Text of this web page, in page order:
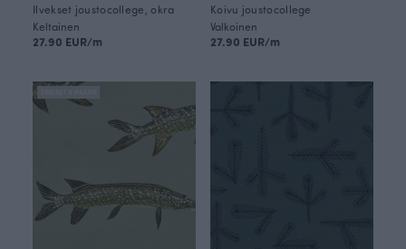
Ilvekset joustocollege, okra
Keltainen
27.90 EUR/m
Koivu joustocollege
Valkoinen
27.90 EUR/m